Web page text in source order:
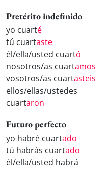
Pretérito indefinido
yo cuarté
tú cuartaste
él/ella/usted cuartó
nosotros/as cuartamos
vosotros/as cuartasteis
ellos/ellas/ustedes
cuartaron
Futuro perfecto
yo habré cuartado
tú habrás cuartado
él/ella/usted habrá